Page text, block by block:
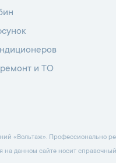
и ТО
«Вольтаж». Профессионально
данном сайте носит